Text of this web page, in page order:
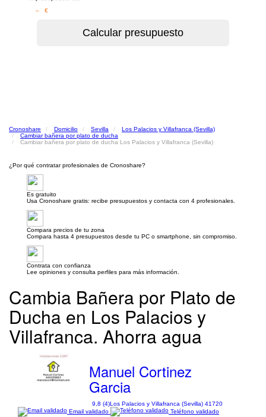
– €
Cronoshare Domicilio Sevilla
Los Palacios y Villafranca (Sevilla)
Cambiar bañera por plato de ducha
Cambiar bañera por plato de ducha Los Palacios y Villafranca (Sevilla)
¿Por qué contratar profesionales de Cronoshare?
Es gratuito
Usa Cronoshare gratis: recibe presupuestos y contacta con 4 profesionales.
Compara precios de tu zona
Compara hasta 4 presupuestos desde tu PC o smartphone, sin compromiso.
Contrata con confianza
Lee opiniones y consulta perfiles para más información.
Cambia Bañera por Plato de
Ducha en Los Palacios y
Villafranca. Ahorra agua
Manuel Cortinez
Garcia
9,8 (4)Los Palacios y Villafranca (Sevilla) 41720
Email validado
Teléfono validado